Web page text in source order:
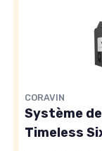
CORAVIN
Système
Timeless